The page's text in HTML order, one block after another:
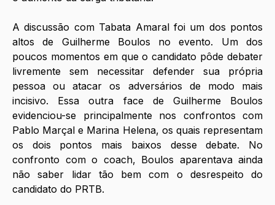
A discussão com Tabata Amaral foi um dos pontos
altos de Guilherme Boulos no evento. Um dos
poucos momentos em que o candidato pôde debater
livremente sem necessitar defender sua própria
pessoa ou atacar os adversários de modo mais
incisivo. Essa outra face de Guilherme Boulos
evidenciou-se principalmente nos confrontos com
Pablo Marçal e Marina Helena, os quais representam
os dois pontos mais baixos desse debate. No
confronto com o coach, Boulos aparentava ainda
não saber lidar tão bem com o desrespeito do
candidato do PRTB.